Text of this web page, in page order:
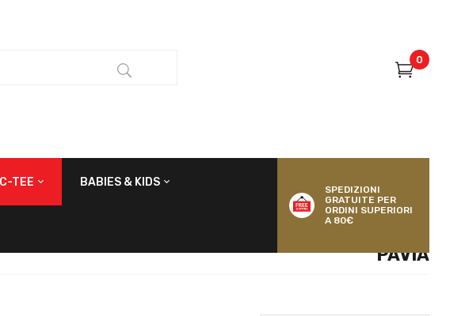
0
TEE BABIES & KIDS
SPEDIZIONI
GRATUITE PER
ORDINI SUPERIORI
A 80€
PAVIA